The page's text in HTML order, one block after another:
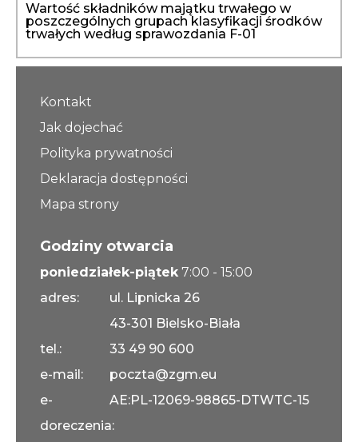
Wartość składników majątku trwałego w
poszczególnych grupach klasyfikacji środków
trwałych według sprawozdania F-01
Kontakt
Jak dojechać
Polityka prywatności
Deklaracja dostępności
Mapa strony
Godziny otwarcia
poniedziałek-piątek 7:00 - 15:00
adres:
ul. Lipnicka 26
43-301 Bielsko-Biała
tel.:
33 49 90 600
e-mail:
poczta@zgm.eu
e-
doreczenia:
AE:PL-12069-98865-DTWTC-15